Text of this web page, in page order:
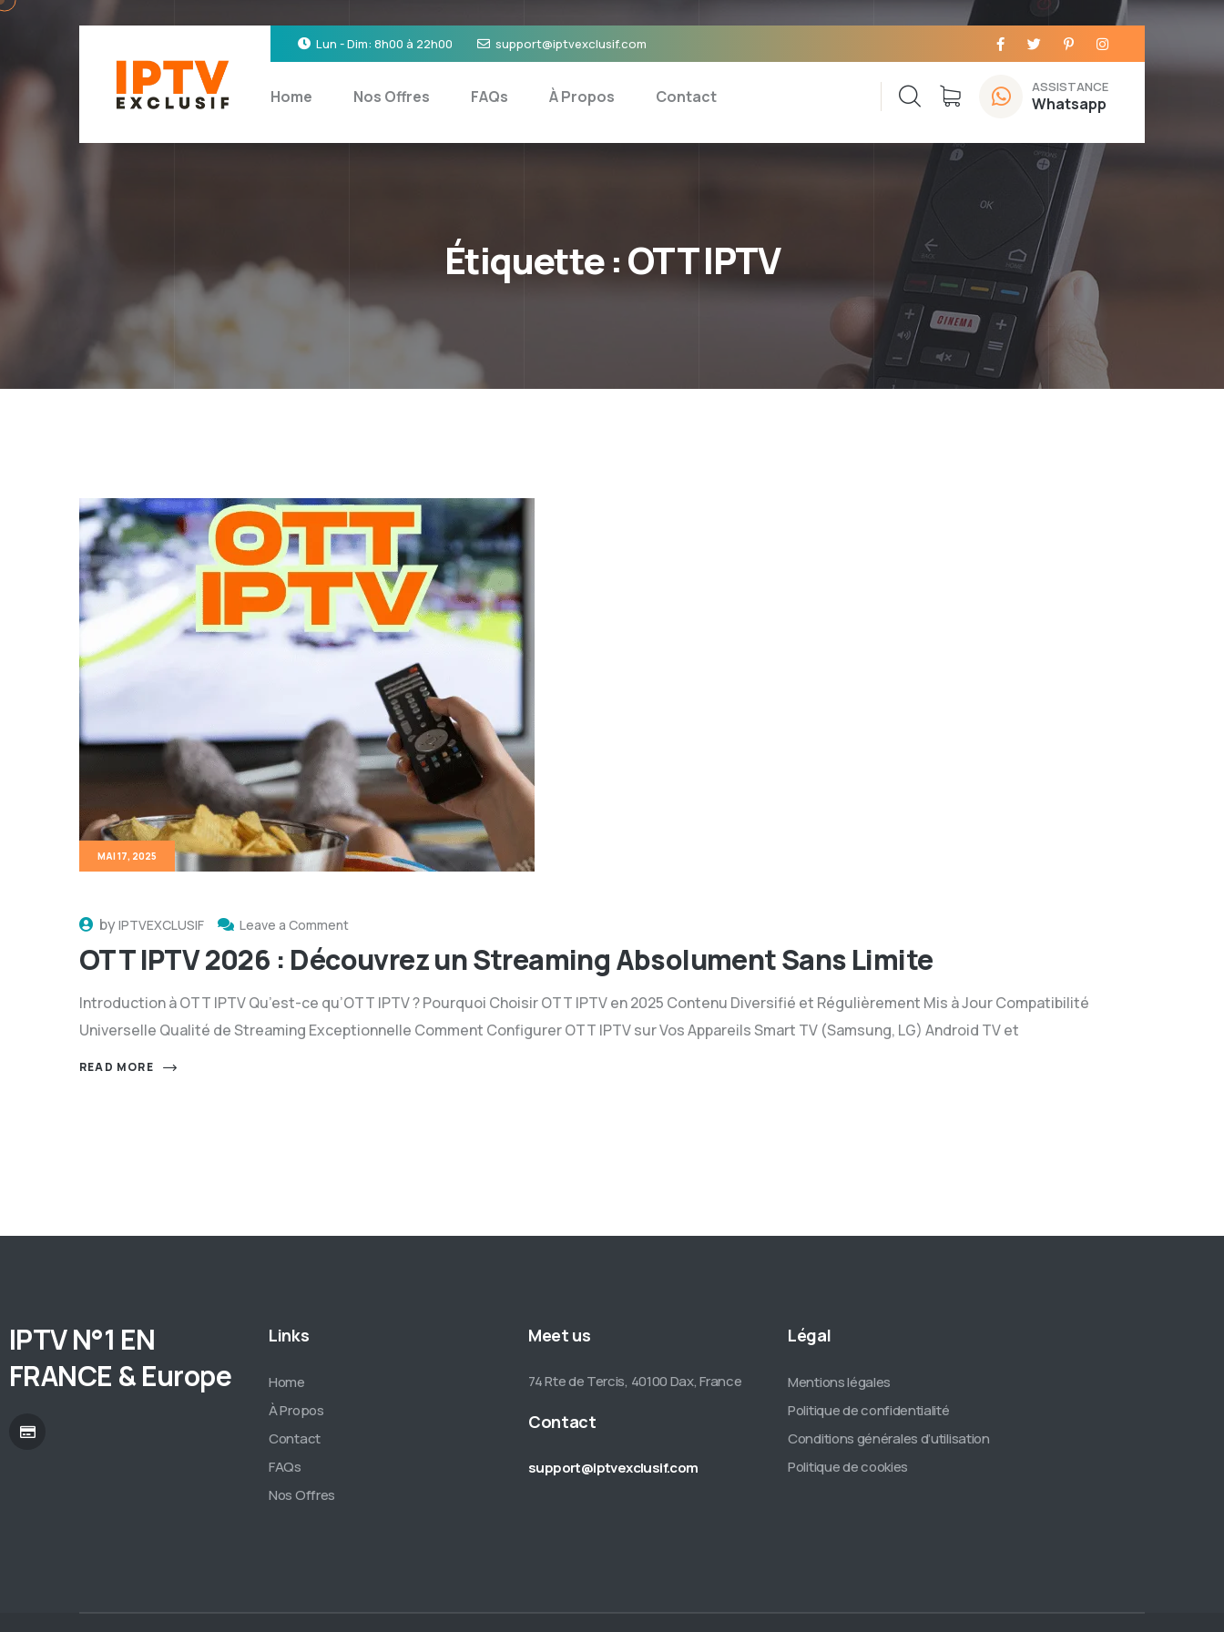
Lun - Dim: 8h00 à 22h00 support@iptvexclusif.com
Home Nos Offres FAQs À Propos Contact
ASSISTANCE
Whatsapp
Étiquette :OTT IPTV
MAI 17, 2025
byIPTVEXCLUSIF Leave a Comment
OTT IPTV 2026 : Découvrez un Streaming Absolument Sans Limite
Introduction à OTT IPTV Qu’est-ce qu’OTT IPTV ? Pourquoi Choisir OTT IPTV en 2025 Contenu Diversifié et Régulièrement Mis à Jour Compatibilité
Universelle Qualité de Streaming Exceptionnelle Comment Configurer OTT IPTV sur Vos Appareils Smart TV (Samsung, LG) Android TV et
READ MORE
IPTV N°1 EN
FRANCE & Europe
Links
Home
À Propos
Contact
FAQs
Nos Offres
Meet us
74 Rte de Tercis, 40100 Dax, France
Contact
support@iptvexclusif.com
Légal
Mentions légales
Politique de confidentialité
Conditions générales d’utilisation
Politique de cookies